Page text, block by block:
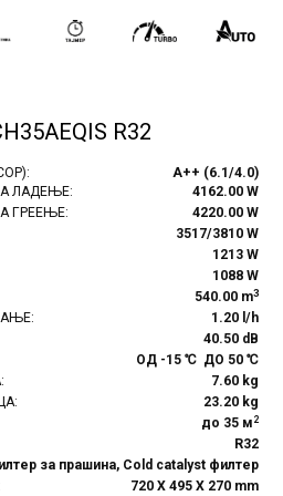
R32
A++ (6.1/4.0)
ЛАДЕЊЕ:
4162.00 W
ГРЕЕЊЕ:
4220.00 W
3517/3810 W
1213 W
1088 W
540.00 m3
1.20 l/h
40.50 dB
ОД -15 ℃ ДО 50 ℃
7.60 kg
23.20 kg
до 35 м2
R32
за прашина, Cold catalyst филтер
720 X 495 X 270 mm